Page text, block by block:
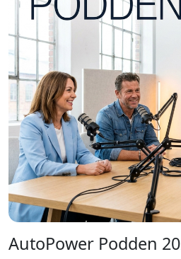
AutoPower Podden